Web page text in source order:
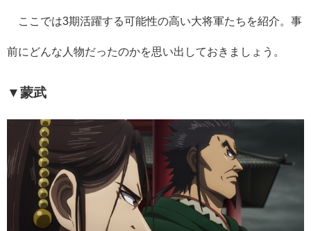
ここでは3期活躍する可能性の高い大将軍たちを紹介。事
前にどんな人物だったのかを思い出しておきましょう。
▼蒙武